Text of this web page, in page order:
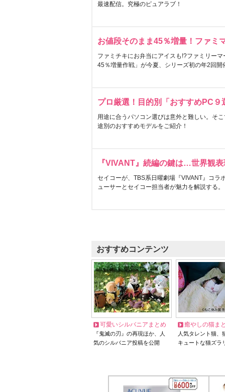
最速配信。究極のピュアラブ！
お値段そのまま45％増量！ファミ
ファミチキにお弁当にアイスも!?ファミリー
45％増量作戦」が今夏、シリーズ初の年2回開
プロ厳選！目的別「おすすめPC９
用途に合うパソコン選びは意外と難しい。そ
途別のおすすめモデルをご紹介！
『VIVANT』続編の鍵は…世界観
セイコーが、TBS系日曜劇場『VIVANT』コラ
ューサーとセイコー担当者が魅力を解説する。
おすすめコンテンツ
可愛いシルバニアまとめ
『鬼滅の刃』の再現ほか、人
気のシルバニア投稿を公開
癒やしの猫ま
人気タレント猫
キュートな猫ズラ